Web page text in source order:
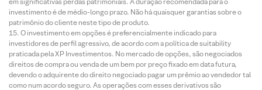
investimento é de médio-longo prazo. Não há quaisquer garantias sobre o
patrimônio do cliente neste tipo de produto.
O investimento em opções é preferencialmente indicado para
investidores de perfil agressivo, de acordo com a política de suitability
praticada pela XP Investimentos. No mercado de opções, são negociados
direitos de compra ou venda de um bem por preço fixado em data futura,
devendo o adquirente do direito negociado pagar um prêmio ao vendedor tal
como num acordo seguro. As operações com esses derivativos são